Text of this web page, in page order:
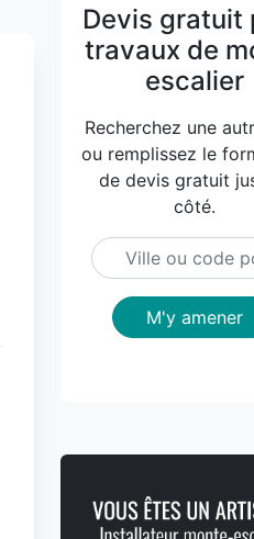
Devis gratuit
travaux de
escalier
Recherchez une
ou remplissez le
de devis gratuit
côté.
M'y amener